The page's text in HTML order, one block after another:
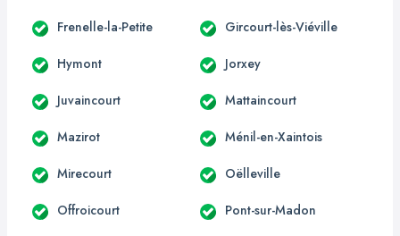
Frenelle-la-Petite Gircourt-lès-Viéville
Hymont Jorxey
Juvaincourt Mattaincourt
Mazirot Ménil-en-Xaintois
Mirecourt Oëlleville
Offroicourt Pont-sur-Madon